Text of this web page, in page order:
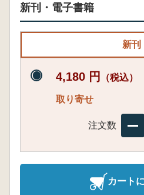
新刊・電子書籍
新刊
4,180 円 （税込）
取り寄せ
注文数
カート